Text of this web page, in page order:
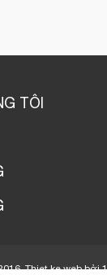
TÔI
Thiet ke webbởi